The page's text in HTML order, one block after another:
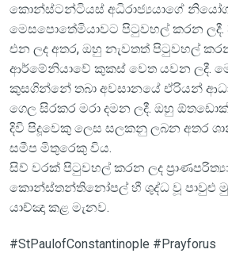
කොන්ස්ටන්ටියස් අධිරාජ්‍යයාගේ
මෙසපොතේමියාවට පිටුවහල් කරන ලදී.
එන ලද අතර, ඔහු නැවතත් පිටුවහල්
ආර්මේනියාවේ කුකස් වෙත යවන ලදී.
කුසගින්නේ තබා අවසානයේ ඒරියන්
ගෙල සිරකර මරා දමන ලදී. ඔහු
දිවි පිදූවෙකු ලෙස සලකනු ලබන අතර
සමීප මිතුරෙකු විය.
සිව් වරක් පිටුවහල් කරන ලද
කොන්ස්තන්තිනෝපල් හී ශුද්ධ වූ පාවුළු
යාච්ඤා කළ මැනව.
#StPaulofConstantinople #Prayforus